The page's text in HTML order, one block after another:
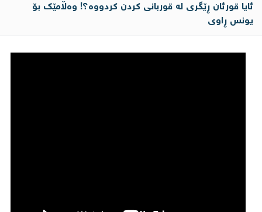
ئایا قورئان ڕێگری له‌ قوربانی كردن كردووه‌؟! وه‌ڵامێك بۆ
یونس ڕاوی